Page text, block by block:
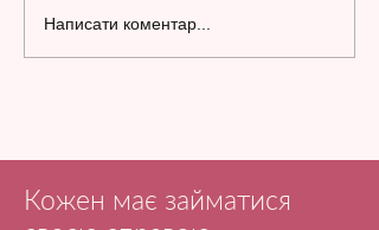
Написати коментар...
Кожен має займатися